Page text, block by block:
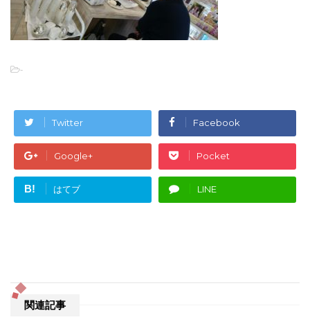
-
Twitter Facebook
Google+ Pocket
B! はてブ LINE
関連記事